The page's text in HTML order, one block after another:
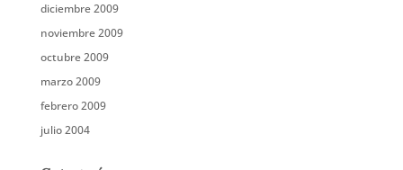
diciembre 2009
noviembre 2009
octubre 2009
marzo 2009
febrero 2009
julio 2004